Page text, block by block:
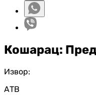
Кошарац:
Извор:
АТВ